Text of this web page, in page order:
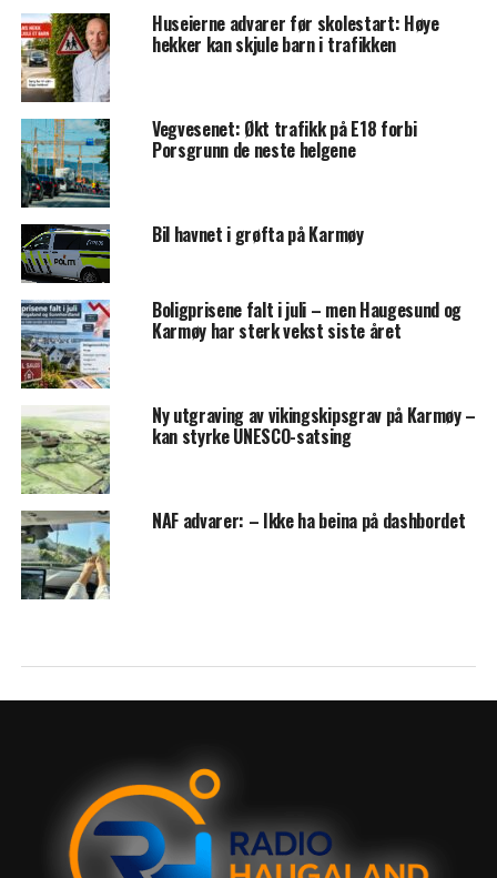
Huseierne advarer før skolestart: Høye
hekker kan skjule barn i trafikken
Vegvesenet: Økt trafikk på E18 forbi
Porsgrunn de neste helgene
Bil havnet i grøfta på Karmøy
Boligprisene falt i juli – men Haugesund og
Karmøy har sterk vekst siste året
Ny utgraving av vikingskipsgrav på Karmøy –
kan styrke UNESCO-satsing
NAF advarer: – Ikke ha beina på dashbordet